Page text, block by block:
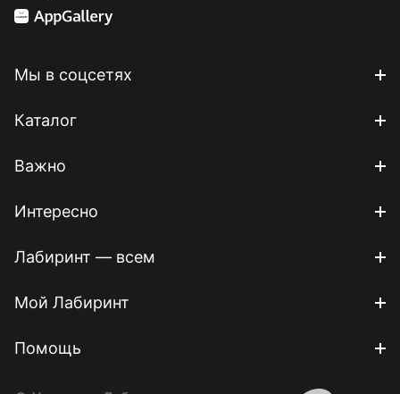
Мы в соцсетях
Каталог
Важно
Интересно
Лабиринт — всем
Мой Лабиринт
Помощь